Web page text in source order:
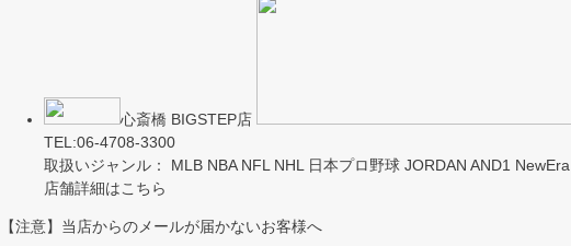
心斎橋 BIGSTEP店
TEL:06-4708-3300
取扱いジャンル： MLB NBA NFL NHL 日本プロ野球 JORDAN AND1 NewEra
店舗詳細はこちら
【注意】当店からのメールが届かないお客様へ